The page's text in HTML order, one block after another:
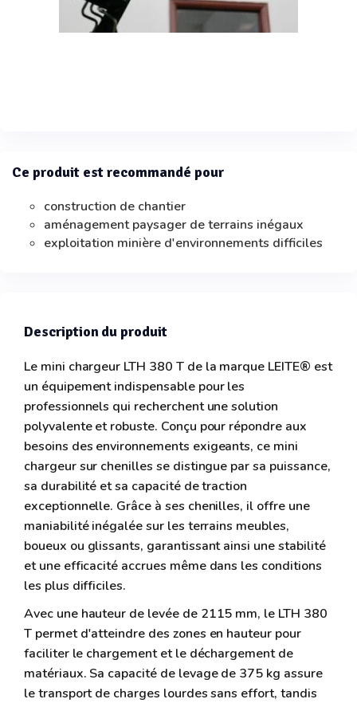
Ce produit est recommandé pour
construction de chantier
aménagement paysager de terrains inégaux
exploitation minière d'environnements difficiles
Description du produit
Le mini chargeur LTH 380 T de la marque LEITE® est
un équipement indispensable pour les
professionnels qui recherchent une solution
polyvalente et robuste. Conçu pour répondre aux
besoins des environnements exigeants, ce mini
chargeur sur chenilles se distingue par sa puissance,
sa durabilité et sa capacité de traction
exceptionnelle. Grâce à ses chenilles, il offre une
maniabilité inégalée sur les terrains meubles,
boueux ou glissants, garantissant ainsi une stabilité
et une efficacité accrues même dans les conditions
les plus difficiles.
Avec une hauteur de levée de 2115 mm, le LTH 380
T permet d'atteindre des zones en hauteur pour
faciliter le chargement et le déchargement de
matériaux. Sa capacité de levage de 375 kg assure
le transport de charges lourdes sans effort, tandis